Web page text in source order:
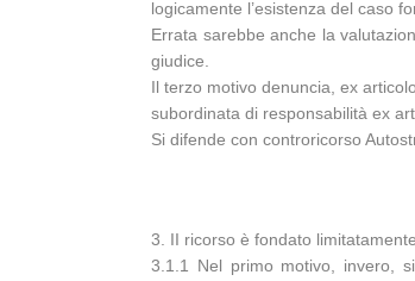
logicamente l’esistenza del caso
Errata sarebbe anche la
giudice.
Il terzo motivo denuncia, ex
subordinata di responsabilità ex
Si difende con controricorso
3. II ricorso è fondato
3.1.1 Nel primo motivo, invero,